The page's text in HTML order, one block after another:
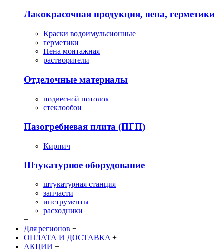
Лакокрасочная продукция, пена, герметики
Краски водоимульсионные
герметики
Пена монтажная
растворители
Отделочные материалы
подвесной потолок
стеклообои
Пазогребневая плита (ПГП)
Кирпич
Штукатурное оборудование
штукатурная станция
запчасти
инструменты
расходники
+
Для регионов +
ОПЛАТА И ДОСТАВКА +
АКЦИИ +